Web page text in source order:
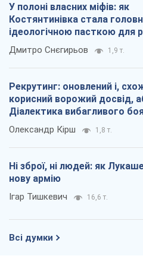
У полоні власних міфів: як
Костянтинівка стала
ідеологічною пасткою для
окупантів
Дмитро Снєгирьов 1,9 т.
Рекрутинг: оновлений і,
корисний ворожий досвід,
Діалектика вибагливого
Олександр Кірш 1,8 т.
Ні зброї, ні людей: як
нову армію
Ігар Тишкевич 16,6 т.
Всі думки